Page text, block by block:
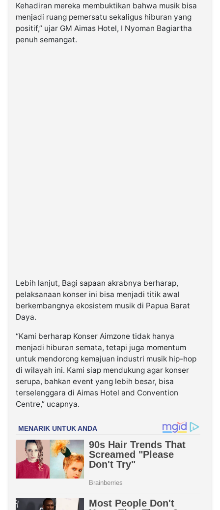
Kehadiran mereka membuktikan bahwa musik bisa
menjadi ruang pemersatu sekaligus hiburan yang
positif,” ujar GM Aimas Hotel, I Nyoman Bagiartha
penuh semangat.
Lebih lanjut, Bagi sapaan akrabnya berharap,
pelaksanaan konser ini bisa menjadi titik awal
berkembangnya ekosistem musik di Papua Barat
Daya.
“Kami berharap Konser Aimzone tidak hanya
menjadi hiburan semata, tetapi juga momentum
untuk mendorong kemajuan industri musik hip-hop
di wilayah ini. Kami siap mendukung agar konser
serupa, bahkan event yang lebih besar, bisa
terselenggara di Aimas Hotel and Convention
Centre,” ucapnya.